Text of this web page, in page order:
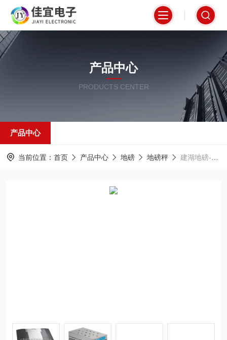
产品中心
PRODUCTS CENTER
产品中心
当前位置： 首页 产品中心 地磅 地磅秤 建湖地磅-80吨地磅-金华地磅【佳宜电子】